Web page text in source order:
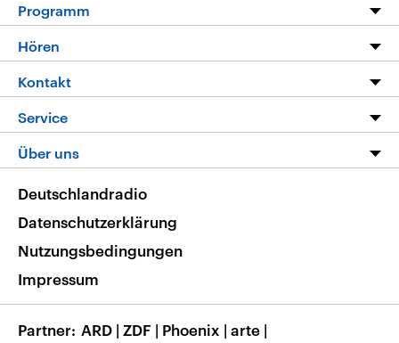
Programm
Programm
Die Nachrichten
Nachrichtenleicht
Neue Beiträge auf dlf.de
Hören
Livestream
Podcasts
Deutschlandfunk App
Nachrichten App
Frequenzen
Kontakt
Hörerservice
Service
FAQ
Veranstaltungen
Musikliste
RSS
Über uns
Barrierefreiheit
Deutschlandradio
Datenschutzerklärung
Nutzungsbedingungen
Impressum
Partner ARD | ZDF | Phoenix | arte |